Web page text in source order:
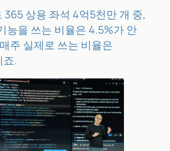
365 상용 좌석 4억5천만 개 중,
능을 쓰는 비율은 4.5%가 안
주 실제로 쓰는 비율은
.